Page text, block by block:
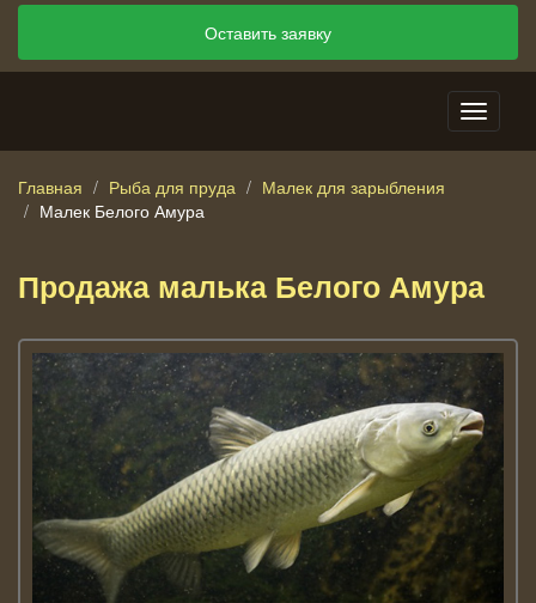
Оставить заявку
Главная Рыба для пруда
Малек для зарыбления
Малек Белого Амура
Продажа малька Белого Амура